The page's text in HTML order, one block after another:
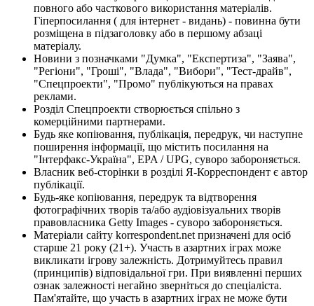
повного або часткового використання матеріалів.
Гіперпосилання ( для інтернет - видань) - повинна бути
розміщена в підзаголовку або в першому абзаці
матеріалу.
Новини з позначками "Думка", "Експертиза", "Заява",
"Регіони", "Гроші", "Влада", "Вибори", "Тест-драйв",
"Спецпроекти", "Промо" публікуються на правах
реклами.
Розділ Спецпроекти створюється спільно з
комерційними партнерами.
Будь яке копіювання, публікація, передрук, чи наступне
поширення інформації, що містить посилання на
"Інтерфакс-Україна", EPA / UPG, суворо забороняється.
Власник веб-сторінки в розділі Я-Корреспондент є автор
публікації.
Будь-яке копіювання, передрук та відтворення
фотографічних творів та/або аудіовізуальних творів
правовласника Getty Images - суворо забороняється.
Матеріали сайту korrespondent.net призначені для осіб
старше 21 року (21+). Участь в азартних іграх може
викликати ігрову залежність. Дотримуйтесь правил
(принципів) відповідальної гри. При виявленні перших
ознак залежності негайно зверніться до спеціаліста.
Пам'ятайте, що участь в азартних іграх не може бути